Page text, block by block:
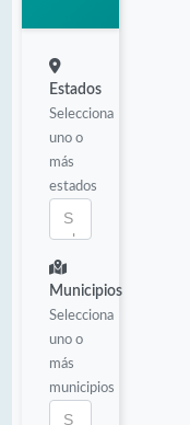
Estados
Selecciona
uno o
más
estados
Municipios
Selecciona
uno o
más
municipios